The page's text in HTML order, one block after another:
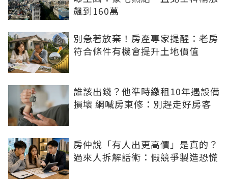
飆到160萬
別急著放棄！房產專家提醒：老房
符合條件有機會提升土地價值
誰該出錢？他準時繳租10年遇設備
損壞 網喊房東修：別趕走好房客
房仲說「有人出更高價」是真的？
過來人拆解話術：假競爭製造恐慌